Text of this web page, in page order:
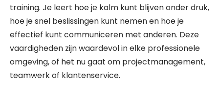
training. Je leert hoe je kalm kunt blijven onder druk,
hoe je snel beslissingen kunt nemen en hoe je
effectief kunt communiceren met anderen. Deze
vaardigheden zijn waardevol in elke professionele
omgeving, of het nu gaat om projectmanagement,
teamwerk of klantenservice.